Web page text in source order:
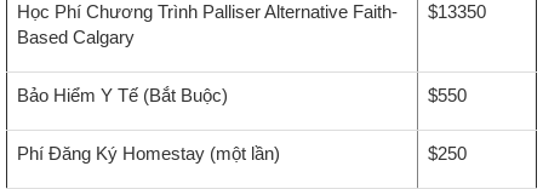
Học Phí Chương Trình Palliser Alternative Faith-
Based Calgary
$13350
Bảo Hiểm Y Tế (Bắt Buộc) $550
Phí Đăng Ký Homestay (một lần) $250